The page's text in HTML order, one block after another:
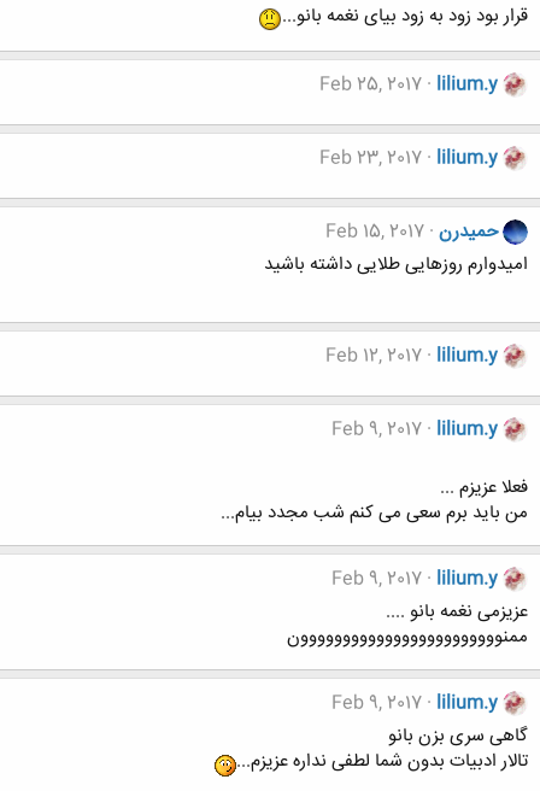
قرار بود زود به زود بیای نغمه بانو...
lilium.y
Feb 25, 2017
lilium.y
Feb 23, 2017
حميدرن Feb 15, 2017
امیدوارم روزهایی طلایی داشته باشید
lilium.y
Feb 12, 2017
lilium.y
Feb 9, 2017
فعلا عزیزم ...
من باید برم سعی می کنم شب مجدد بیام...
lilium.y
Feb 9, 2017
عزیزمی نغمه بانو ....
ممنوووووووووووووووووووووووون
lilium.y
Feb 9, 2017
گاهی سری بزن بانو
تالار ادبیات بدون شما لطفی نداره عزیزم...